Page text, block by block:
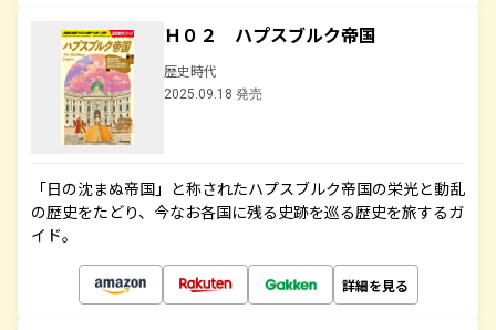
Ｈ０２ ハプスブルク帝国
歴史時代
2025.09.18 発売
「日の沈まぬ帝国」と称されたハプスブルク帝国の栄光と動乱
の歴史をたどり、今なお各国に残る史跡を巡る歴史を旅するガ
イド。
詳細を見る